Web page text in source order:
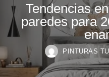
Tendencias
paredes para
PINTURAS